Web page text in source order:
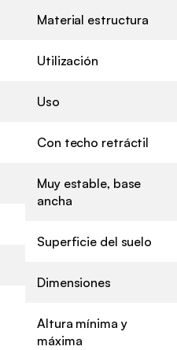
Material estructura
Utilización
Uso
Con techo retráctil
Muy estable, base
ancha
Superficie del suelo
Dimensiones
Altura mínima y
máxima